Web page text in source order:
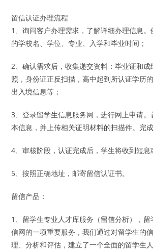
留信认证办理流程
1、询问客户办理需求，了解详细办理信息
的学校名、学位、专业、入学和毕业时间；
2、确认需求后，收集递交资料：毕业证和
照，身份证正反扫描，高中起到所认证学历
出入境信息等；
3、登录留学生信息服务网，进行网上申请
本信息，并上传相关证明材料的扫描件。完
4、审核阶段，认证完成后，学生将收到短息
5、按照正确地址，邮寄留信认证书。
留信产品：
1、留学生专业人才库服务（留信分析），
信网的一项重要服务，我们通过对留学生的
理、分析和评估，建立了一个全面的留学生